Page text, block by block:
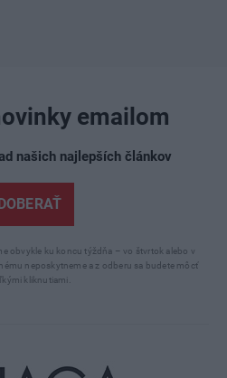
emailom
našich najlepších článkov
obvykle ku koncu týždňa – vo štvrtok alebo v
neposkytneme a z odberu sa budete môcť
kliknutiami.